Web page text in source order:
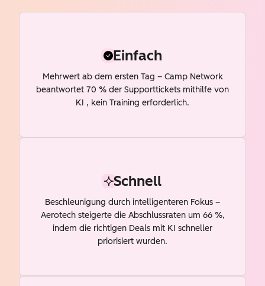
Einfach
Mehrwert ab dem ersten Tag – Camp Network
beantwortet 70 % der Supporttickets mithilfe von
KI , kein Training erforderlich.
Schnell
Beschleunigung durch intelligenteren Fokus –
Aerotech steigerte die Abschlussraten um 66 %,
indem die richtigen Deals mit KI schneller
priorisiert wurden.